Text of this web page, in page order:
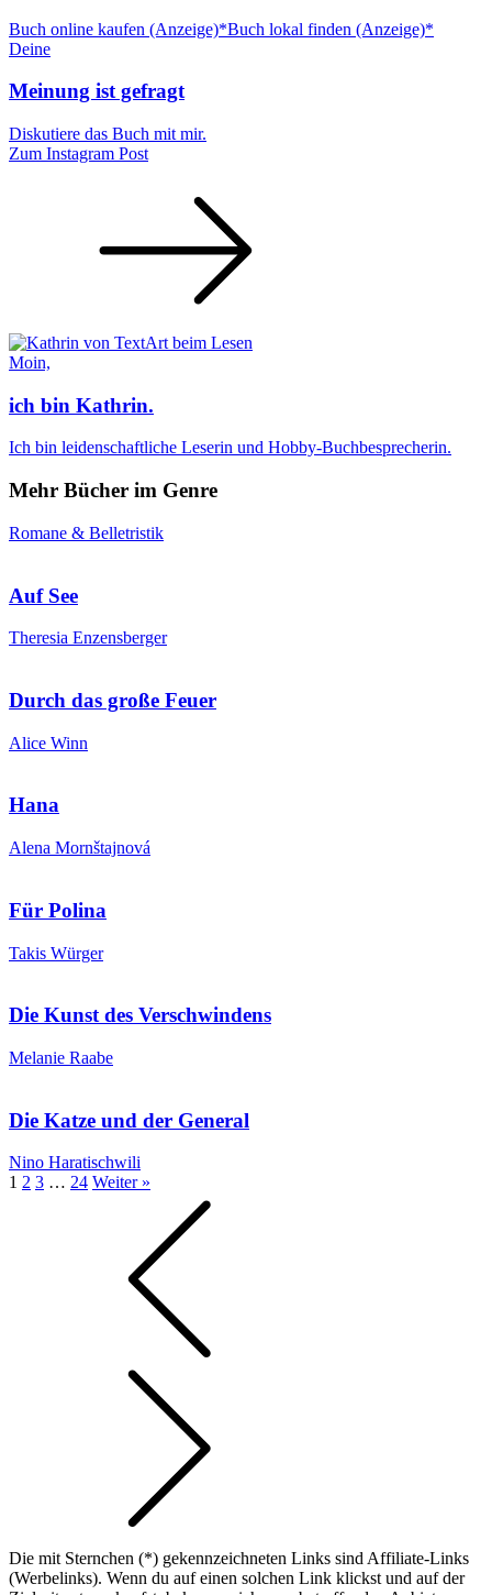
Buch online kaufen (Anzeige)*Buch lokal finden (Anzeige)*
Deine
Meinung ist gefragt
Diskutiere das Buch mit mir.
Zum Instagram Post
Moin,
ich bin Kathrin.
Ich bin leidenschaftliche Leserin und Hobby-Buchbesprecherin.
Mehr Bücher im Genre
Romane & Belletristik
Auf See
Theresia Enzensberger
Durch das große Feuer
Alice Winn
Hana
Alena Mornštajnová
Für Polina
Takis Würger
Die Kunst des Verschwindens
Melanie Raabe
Die Katze und der General
Nino Haratischwili
1 2 3 … 24 Weiter »
Die mit Sternchen (*) gekennzeichneten Links sind Affiliate-Links
(Werbelinks). Wenn du auf einen solchen Link klickst und auf der